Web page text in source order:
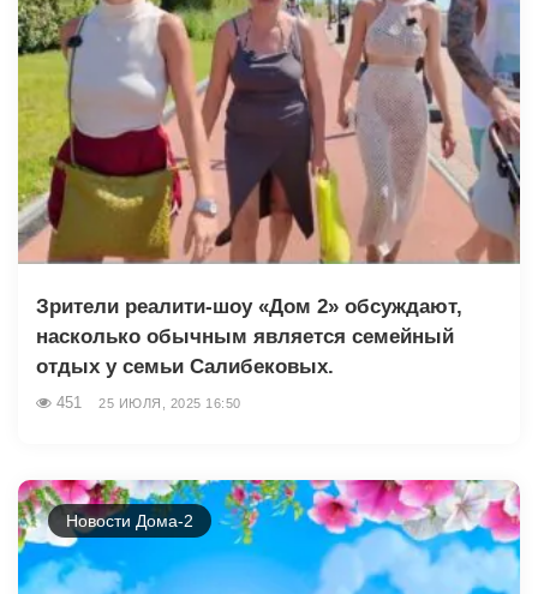
Зрители реалити-шоу «Дом 2» обсуждают,
насколько обычным является семейный
отдых у семьи Салибековых.
451 25 ИЮЛЯ, 2025 16:50
Новости Дома-2